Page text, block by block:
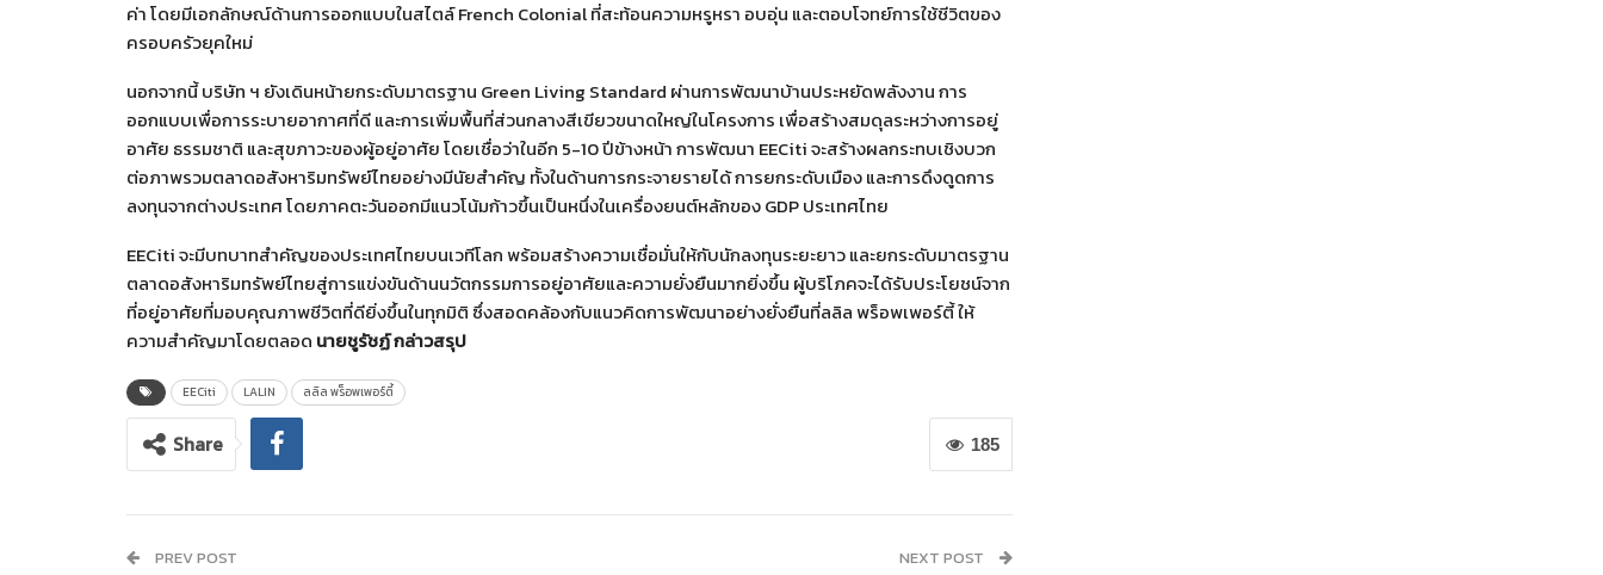
ค่า โดยมีเอกลักษณ์ด้านการออกแบบในสไตล์ French Colonial ที่สะท้อนความหรูหรา อบอุ่น และตอบโจทย์การใช้ชีวิตของ
ครอบครัวยุคใหม่
นอกจากนี้ บริษัท ฯ ยังเดินหน้ายกระดับมาตรฐาน Green Living Standard ผ่านการพัฒนาบ้านประหยัดพลังงาน การ
ออกแบบเพื่อการระบายอากาศที่ดี และการเพิ่มพื้นที่ส่วนกลางสีเขียวขนาดใหญ่ในโครงการ เพื่อสร้างสมดุลระหว่างการอยู่
อาศัย ธรรมชาติ และสุขภาวะของผู้อยู่อาศัย โดยเชื่อว่าในอีก 5-10 ปีข้างหน้า การพัฒนา EECiti จะสร้างผลกระทบเชิงบวก
ต่อภาพรวมตลาดอสังหาริมทรัพย์ไทยอย่างมีนัยสำคัญ ทั้งในด้านการกระจายรายได้ การยกระดับเมือง และการดึงดูดการ
ลงทุนจากต่างประเทศ โดยภาคตะวันออกมีแนวโน้มก้าวขึ้นเป็นหนึ่งในเครื่องยนต์หลักของ GDP ประเทศไทย
EECiti จะมีบทบาทสำคัญของประเทศไทยบนเวทีโลก พร้อมสร้างความเชื่อมั่นให้กับนักลงทุนระยะยาว และยกระดับมาตรฐาน
ตลาดอสังหาริมทรัพย์ไทยสู่การแข่งขันด้านนวัตกรรมการอยู่อาศัยและความยั่งยืนมากยิ่งขึ้น ผู้บริโภคจะได้รับประโยชน์จาก
ที่อยู่อาศัยที่มอบคุณภาพชีวิตที่ดียิ่งขึ้นในทุกมิติ ซึ่งสอดคล้องกับแนวคิดการพัฒนาอย่างยั่งยืนที่ลลิล พร็อพเพอร์ตี้ ให้
ความสำคัญมาโดยตลอด นายชูรัชฏ์ กล่าวสรุป
EECiti LALIN ลลิล พร็อพเพอร์ตี้
185
Share
PREV POST NEXT POST